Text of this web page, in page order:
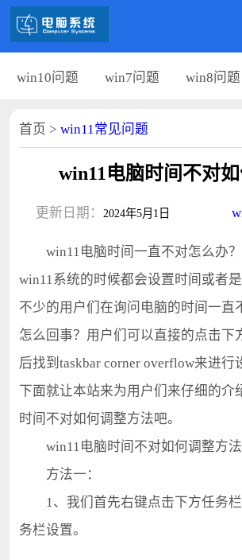
win10问题 win7问题 win8问题
首页 > win11常见问题
win11电脑时间不对
更新日期： 2024年5月1日
win11电脑时间一直不对怎么办？
win11系统的时候都会设置时间或者
不少的用户们在询问电脑的时间一直
怎么回事？用户们可以直接的点击下
后找到taskbar corner overflow来进行
下面就让本站来为用户们来仔细的介
时间不对如何调整方法吧。
win11电脑时间不对如何调整方法
方法一：
1、我们首先右键点击下方任务栏
务栏设置。